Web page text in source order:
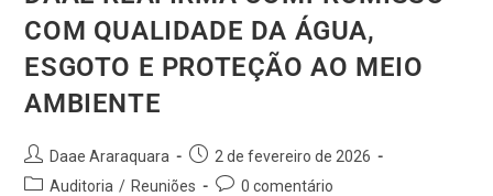
COM QUALIDADE DA ÁGUA,
ESGOTO E PROTEÇÃO AO MEIO
AMBIENTE
Daae Araraquara
2 de fevereiro de 2026
Auditoria / Reuniões 0 comentário